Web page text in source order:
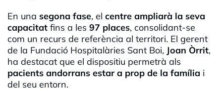
En una segona fase, el centre ampliarà la seva
capacitat fins a les 97 places, consolidant-se
com un recurs de referència al territori. El gerent
de la Fundació Hospitalàries Sant Boi, Joan Òrrit,
ha destacat que el dispositiu permetrà als
pacients andorrans estar a prop de la família i
del seu entorn.